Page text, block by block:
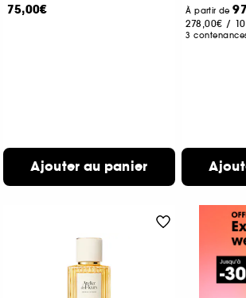
75,00€
Ajouter au panier
À partir de
278,00€ /
3